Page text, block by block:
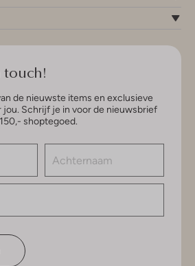
touch!
de nieuwste items en exclusieve
jou. Schrijf je in voor de nieuwsbrief
shoptegoed.